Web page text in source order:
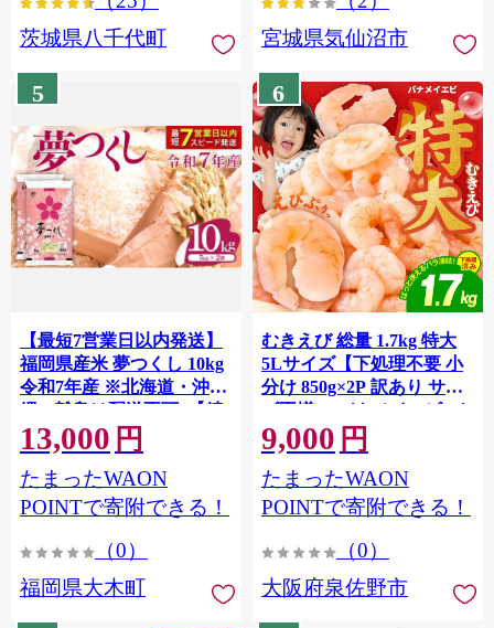
茨城県八千代町
宮城県気仙沼市
5
【最短7営業日以内発送】
福岡県産米 夢つくし 10kg
令和7年産 ※北海道・沖
縄・離島は配送不可 |【精
米 単一米 単一原料米 7年
産 国産 お米 ブランド米
5kg × 2 ゆめつくし】
CY009_01
13,000 円
たまったWAON
POINTで寄附できる！
（0）
福岡県大木町
6
むきえび 総量 1.7kg 特大
5Lサイズ【下処理不要 小
分け 850g×2P 訳あり サイ
ズ不揃い バナメイエビ バ
ラ凍結】 G4142
9,000 円
たまったWAON
POINTで寄附できる！
（0）
大阪府泉佐野市